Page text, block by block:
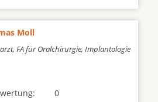
Moll
FA für Oralchirurgie, Implantologie
0